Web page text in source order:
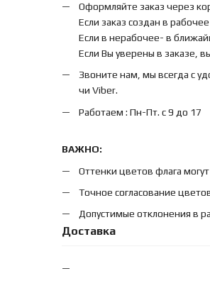
Оформляйте заказ через
Если заказ создан в
Если в нерабочее- в
Если Вы уверены в заказе,
Звоните нам, мы всегда с
чи Viber.
Работаем : Пн-Пт. с 9 до 17
ВАЖНО:
Оттенки цветов флага
Точное согласование
Допустимые отклонения в
Доставка